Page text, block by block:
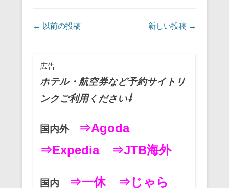
b
k
a
投稿ナビゲーション
← 以前の投稿 新しい投稿 →
広告
ホテル・航空券など予約サイトリ
ンクご利用ください⇩
国内外
⇒Agoda
⇒Expedia
⇒JTB海外
国内 ⇒一休
⇒じゃら